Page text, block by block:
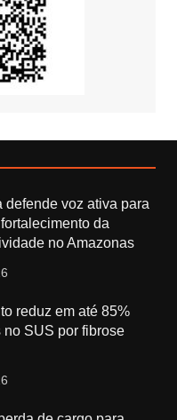
defende voz ativa para
da
no Amazonas
reduz em até 85%
no SUS por fibrose